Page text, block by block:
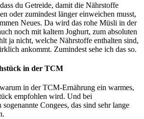
du Getreide, damit die Nährstoffe
oder zumindest länger einweichen musst,
Neues. Da wird das rohe Müsli in der
noch mit kaltem Joghurt, zum absoluten
ja nicht, welche Nährstoffe enthalten sind,
ankommt. Zumindest sehe ich das so.
in der TCM
in der TCM-Ernährung ein warmes,
empfohlen wird. Und bei
Congees, das sind sehr lange